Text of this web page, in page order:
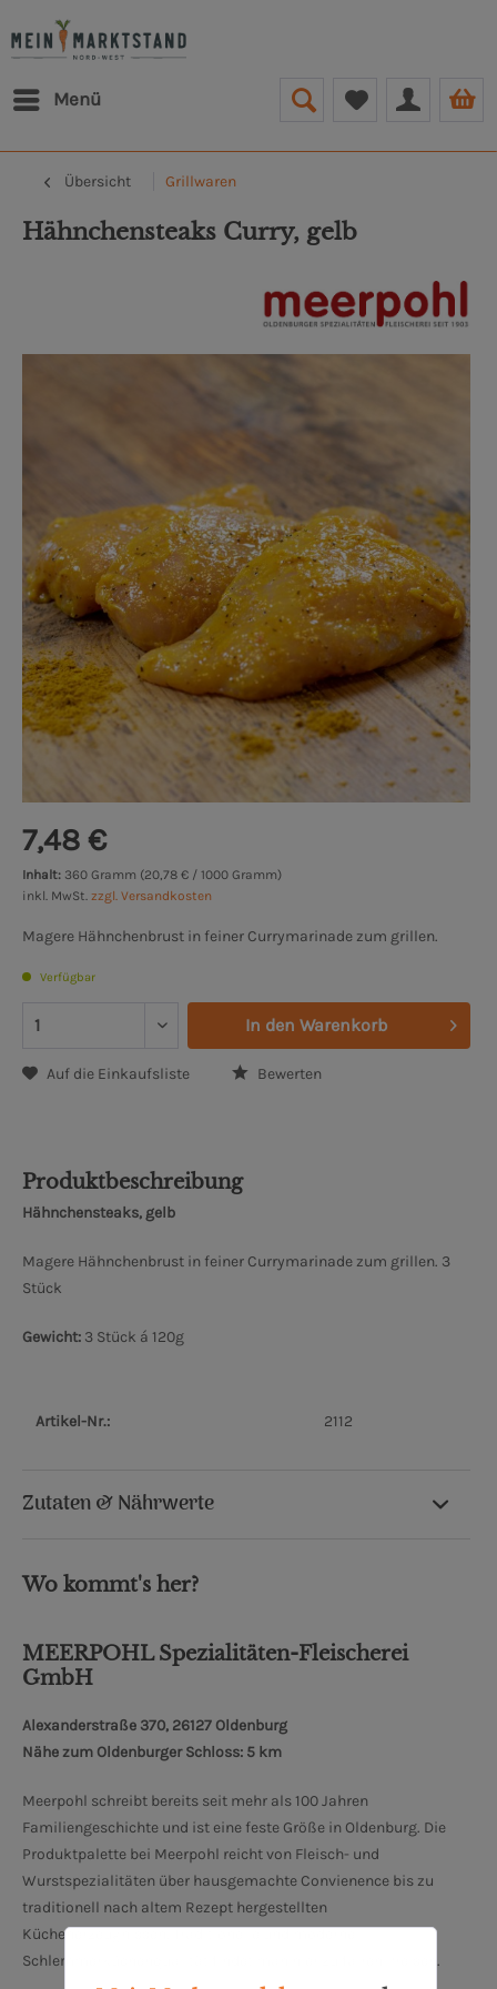
Menü
Übersicht Grillwaren
Hähnchensteaks Curry, gelb
7,48 €
Inhalt: 360 Gramm (20,78 € / 1000 Gramm)
inkl. MwSt. zzgl. Versandkosten
Magere Hähnchenbrust in feiner Currymarinade zum grillen.
Verfügbar
In den Warenkorb
Auf die Einkaufsliste Bewerten
Produktbeschreibung
Hähnchensteaks, gelb
Magere Hähnchenbrust in feiner Currymarinade zum grillen. 3
Stück
Gewicht: 3 Stück á 120g
Artikel-Nr.: 2112
Zutaten & Nährwerte
Wo kommt's her?
MEERPOHL Spezialitäten-Fleischerei
GmbH
Alexanderstraße 370, 26127 Oldenburg
Nähe zum Oldenburger Schloss: 5 km
Meerpohl schreibt bereits seit mehr als 100 Jahren
Familiengeschichte und ist eine feste Größe in Oldenburg. Die
Produktpalette bei Meerpohl reicht von Fleisch- und
Wurstspezialitäten über hausgemachte Convienence bis zu
traditionell nach altem Rezept hergestellten
Küchenerzeugnissen. Traditionelle und moderne
Schlemmerküchenqualität findet man hier zu fairen Preisen.